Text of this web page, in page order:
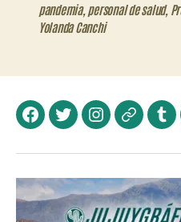
pandemia, personal de salud,
Yolanda Canchi
FacebookTwitterInstagramTelegram